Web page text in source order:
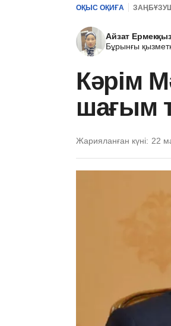
ОҚЫС ОҚИҒА
Айзат
Бұрынғы
Кәрім
шағым
Жарияланған күні: 22